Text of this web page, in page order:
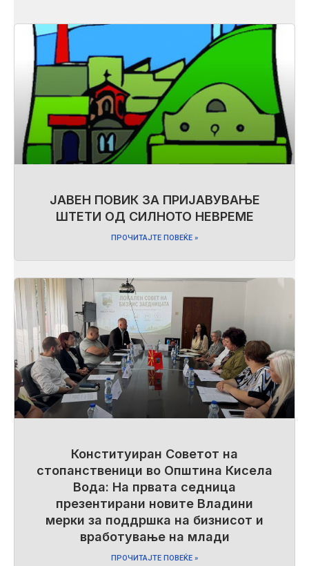
ЈАВЕН ПОВИК ЗА ПРИЈАВУВАЊЕ
ШТЕТИ ОД СИЛНОТО НЕВРЕМЕ
ПРОЧИТАЈТЕ ПОВЕЌЕ »
Конституиран Советот на
стопанственици во Општина Кисела
Вода: На првата седница
презентирани новите Владини
мерки за поддршка на бизнисот и
вработување на млади
ПРОЧИТАЈТЕ ПОВЕЌЕ »